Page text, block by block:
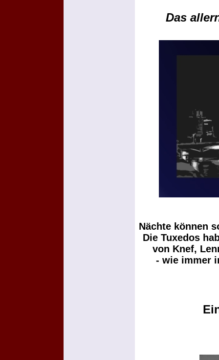
Das
Nächte können
Die Tuxedos
von Knef,
- wie immer